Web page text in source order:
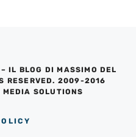
IL BLOG DI MASSIMO DEL
RESERVED. 2009-2016
MEDIA SOLUTIONS